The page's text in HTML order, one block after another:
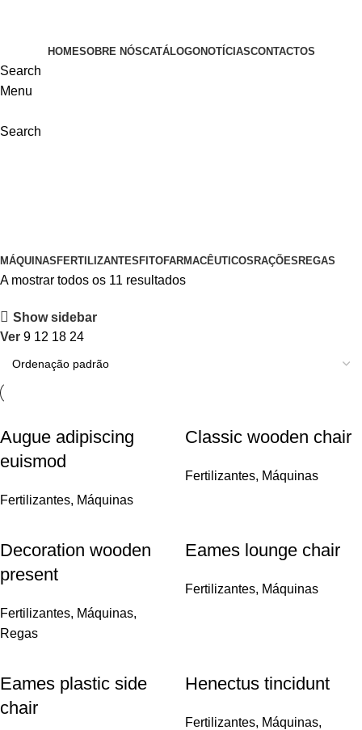
HOMESOBRE NÓSCATÁLOGONOTÍCIASCONTACTOS
Search
Menu
Search
MÁQUINAS FERTILIZANTES FITOFARMACÊUTICOS RAÇÕES REGAS
A mostrar todos os 11 resultados
Show sidebar
Ver 9 12 18 24
Augue adipiscing
euismod
Fertilizantes, Máquinas
Classic wooden chair
Fertilizantes, Máquinas
Decoration wooden
present
Fertilizantes, Máquinas,
Regas
Eames lounge chair
Fertilizantes, Máquinas
Eames plastic side
chair
Henectus tincidunt
Fertilizantes, Máquinas,